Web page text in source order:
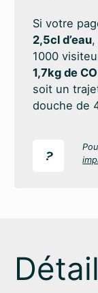
Si votre
2,5cl d’eau,
1000
1,7kg de
soit un
douche de
?